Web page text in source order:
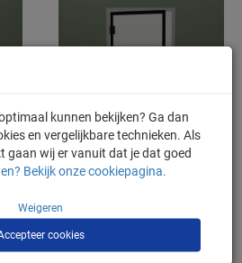
Bernard
stalen kozijn – tot 100 cm
breed – tot 215 cm hoog –
keuze aantal kaders –
kunnen bekijken? Ga dan
en vergelijkbare technieken. Als
gaan wij er vanuit dat je dat goed
Bekijk onze cookiepagina.
Weigeren
cookies